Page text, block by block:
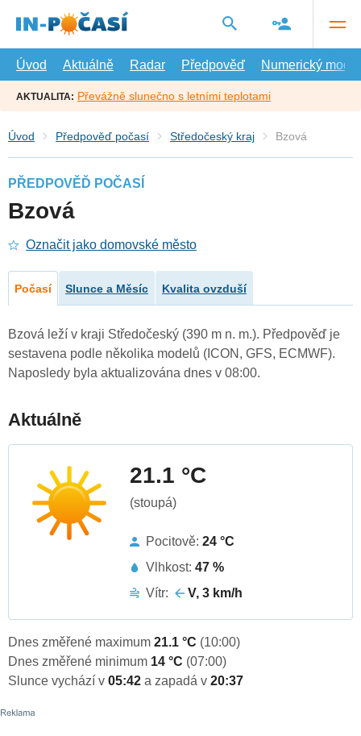
hlavní
Úvod
Aktuálně Radar Předpověď Numerický model
AKTUALITA: Převážně slunečno s letními teplotami
Úvod Předpověď počasí Středočeský kraj Bzová
PŘEDPOVĚĎ POČASÍ
Bzová
Označit jako domovské město
Počasí Slunce a Měsíc Kvalita ovzduší
Bzová leží v kraji Středočeský (390 m n. m.). Předpověď je
sestavena podle několika modelů (ICON, GFS, ECMWF).
Naposledy byla aktualizována dnes v 08:00.
Aktuálně
21.1 °C
(stoupá)
Pocitově: 24 °C
Vlhkost: 47 %
Vítr:
V, 3 km/h
Dnes změřené maximum 21.1 °C (10:00)
Dnes změřené minimum 14 °C (07:00)
Slunce vychází v 05:42 a zapadá v 20:37